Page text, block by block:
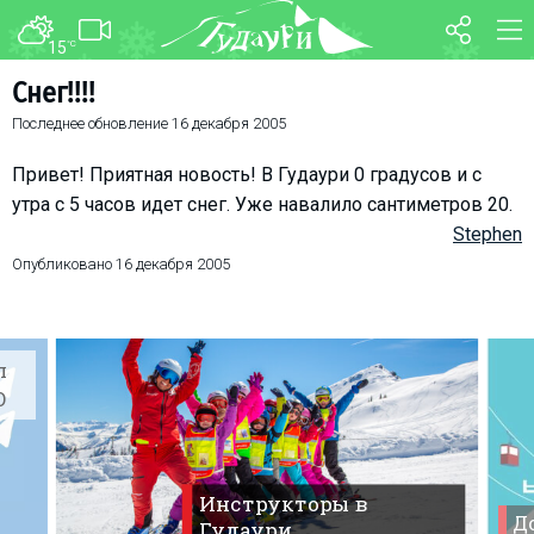
15°C
Снег!!!!
Последнее обновление 16 декабря 2005
Привет! Приятная новость! В Гудаури 0 градусов и с
утра с 5 часов идет снег. Уже навалило сантиметров 20.
Stephen
Опубликовано 16 декабря 2005
Инструкторы в
ФОРУМ
ТРАНСФЕР
О курорте
Схема трасс
Ски-пасс
Прокат
Дети в Гудаури
Развлечения
Календарь событий
Телеграм-канал
Гудаури
INFO